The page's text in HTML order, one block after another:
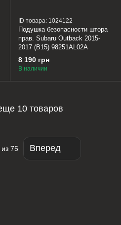
ID товара: 1024122
Подушка безопасности штора
прав. Subaru Outback 2015-
2017 (B15) 98251AL02A
8 190 грн
В наличии
10 товаров
из 75 Вперед